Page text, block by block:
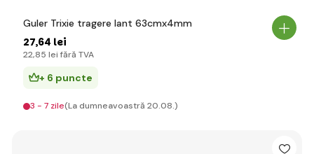
Guler Trixie tragere lant 63cmx4mm
27,64 lei
22,85 lei fără TVA
+ 6 puncte
3 - 7 zile(La dumneavoastră 20.08.)